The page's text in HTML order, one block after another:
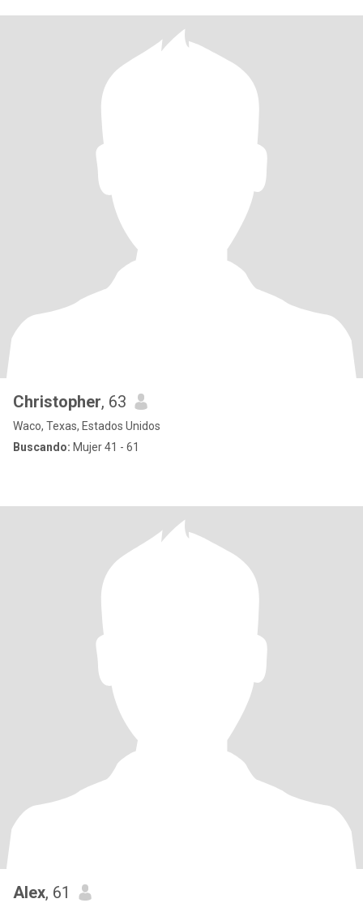
Christopher, 63
Waco, Texas, Estados Unidos
Buscando: Mujer 41 - 61
Alex, 61